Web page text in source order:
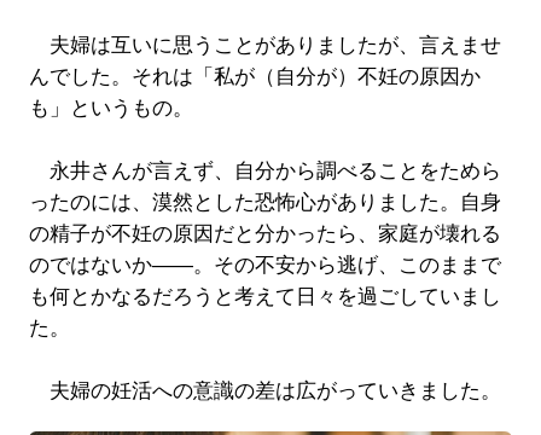
夫婦は互いに思うことがありましたが、言えませ
んでした。それは「私が（自分が）不妊の原因か
も」というもの。
永井さんが言えず、自分から調べることをためら
ったのには、漠然とした恐怖心がありました。自身
の精子が不妊の原因だと分かったら、家庭が壊れる
のではないか――。その不安から逃げ、このままで
も何とかなるだろうと考えて日々を過ごしていまし
た。
夫婦の妊活への意識の差は広がっていきました。